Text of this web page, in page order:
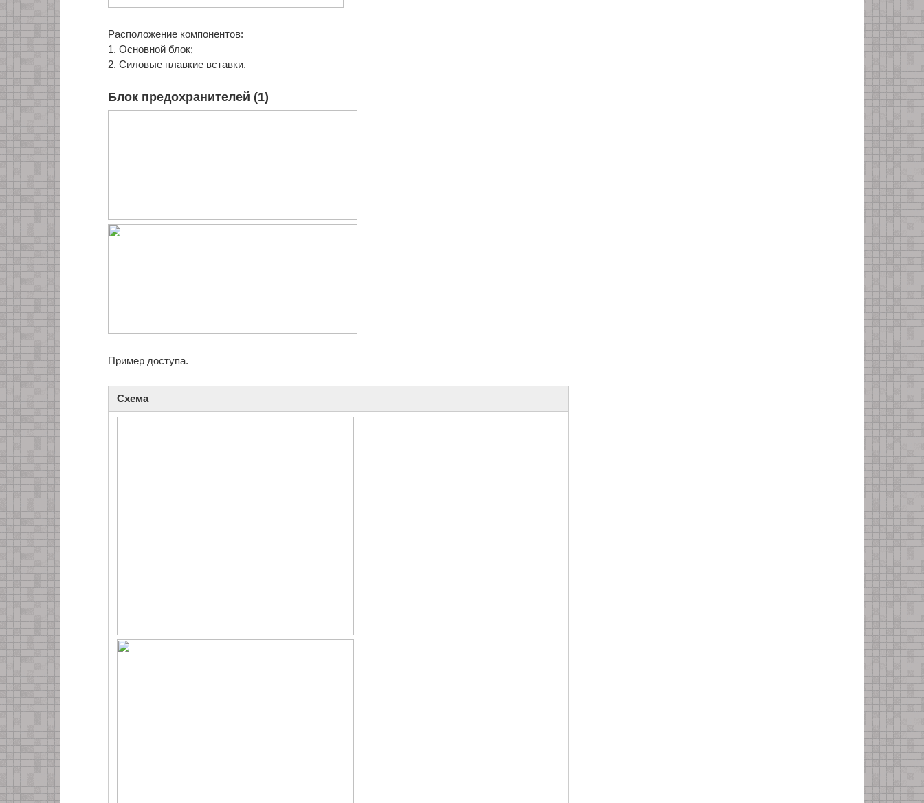
Расположение компонентов:
1. Основной блок;
2. Силовые плавкие вставки.
Блок предохранителей (1)
Пример доступа.
Схема